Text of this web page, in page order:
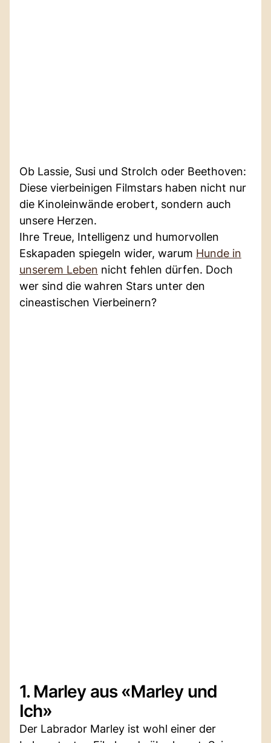
Ob Lassie, Susi und Strolch oder Beethoven:
Diese vierbeinigen Filmstars haben nicht nur
die Kinoleinwände erobert, sondern auch
unsere Herzen.
Ihre Treue, Intelligenz und humorvollen
Eskapaden spiegeln wider, warum Hunde in
unserem Leben nicht fehlen dürfen. Doch
wer sind die wahren Stars unter den
cineastischen Vierbeinern?
1. Marley aus «Marley und
Ich»
Der Labrador Marley ist wohl einer der